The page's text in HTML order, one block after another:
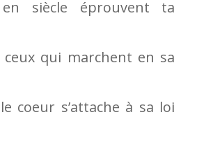
siècle éprouvent ta
ceux qui marchent en sa
coeur s’attache à sa loi